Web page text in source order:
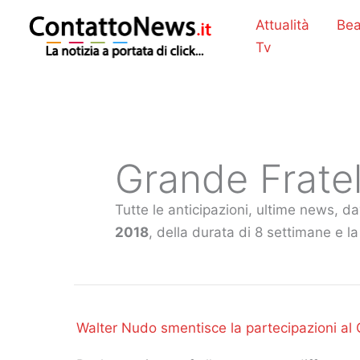
contenuto
Attualità
Tv
Grande
Tutte le anticipazioni, ultime news,
2018, della durata di 8 settimane e
Walter Nudo smentisce la partecipazioni al